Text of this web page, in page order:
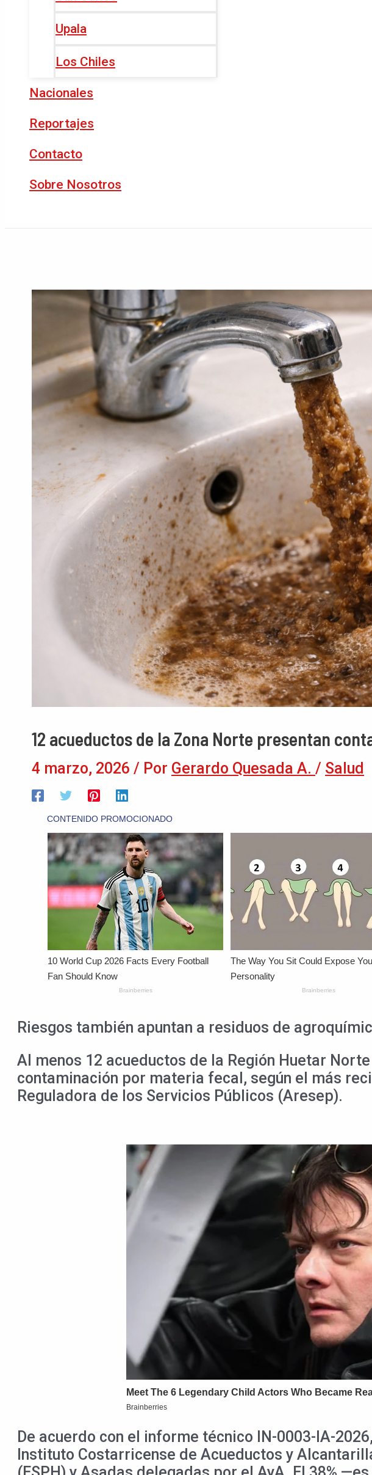
Upala
Los Chiles
Nacionales
Reportajes
Contacto
Sobre Nosotros
12 acueductos de la Zona Norte presentan
4 marzo, 2026 / Por Gerardo Quesada A. / Salud
Riesgos también apuntan a residuos de
Al menos 12 acueductos de la Región Huetar
contaminación por materia fecal, según el más
Reguladora de los Servicios Públicos (Aresep).
De acuerdo con el informe técnico IN-0003-IA-
Instituto Costarricense de Acueductos y